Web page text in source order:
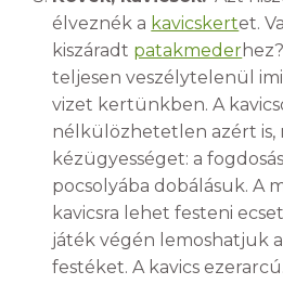
élveznék a kavicskertet.
kiszáradt patakmeder
teljesen veszélytelenül
vizet kertünkben. A
nélkülözhetetlen azért is,
kézügyességet: a
pocsolyába dobálásuk. A
kavicsra lehet festeni
játék végén lemoshatjuk
festéket. A kavics ezerarcú.